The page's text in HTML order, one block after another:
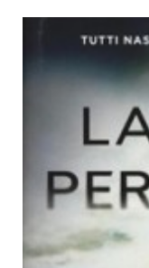
Chi siamo
Dicono di Noi
Rassegna Stampa
Generi
Partnership